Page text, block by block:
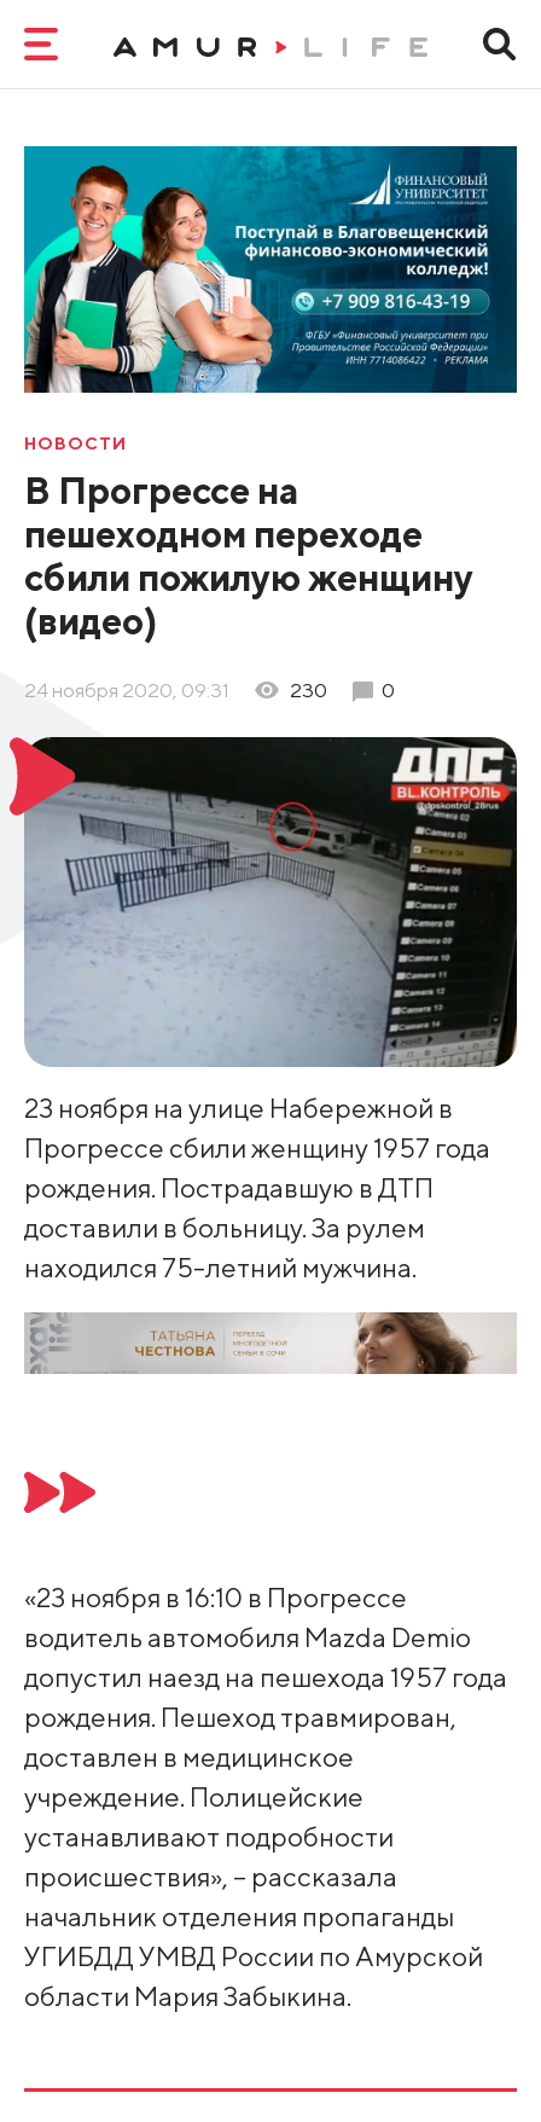
НОВОСТИ
В Прогрессе на
пешеходном переходе
сбили пожилую женщину
(видео)
24 ноября 2020, 09:31 230 0
23 ноября на улице Набережной в
Прогрессе сбили женщину 1957 года
рождения. Пострадавшую в ДТП
доставили в больницу. За рулем
находился 75-летний мужчина.
«23 ноября в 16:10 в Прогрессе
водитель автомобиля Mazda Demio
допустил наезд на пешехода 1957 года
рождения. Пешеход травмирован,
доставлен в медицинское
учреждение. Полицейские
устанавливают подробности
происшествия», – рассказала
начальник отделения пропаганды
УГИБДД УМВД России по Амурской
области Мария Забыкина.